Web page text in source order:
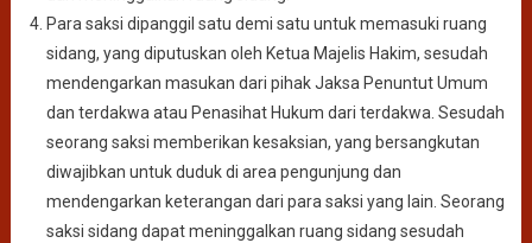
Para saksi dipanggil satu demi satu untuk memasuki ruang
sidang, yang diputuskan oleh Ketua Majelis Hakim, sesudah
mendengarkan masukan dari pihak Jaksa Penuntut Umum
dan terdakwa atau Penasihat Hukum dari terdakwa. Sesudah
seorang saksi memberikan kesaksian, yang bersangkutan
diwajibkan untuk duduk di area pengunjung dan
mendengarkan keterangan dari para saksi yang lain. Seorang
saksi sidang dapat meninggalkan ruang sidang sesudah